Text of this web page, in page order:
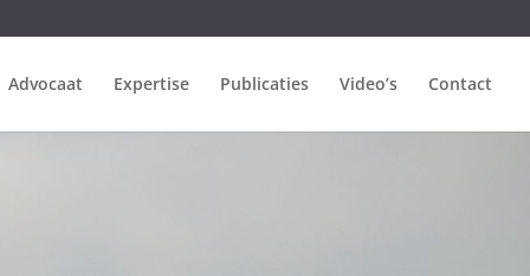
Advocaat Expertise Publicaties Video’s Contact